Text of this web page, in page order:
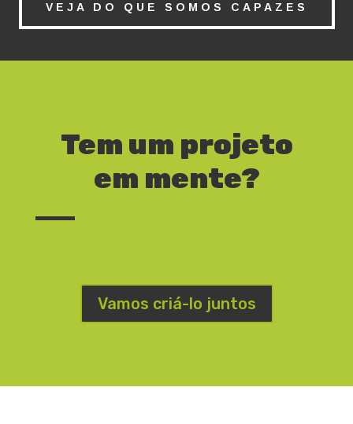
VEJA DO QUE SOMOS CAPAZES
Tem um projeto
em mente?
Vamos criá-lo juntos